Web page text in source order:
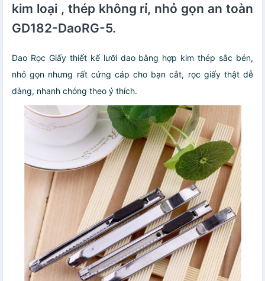
kim loại , thép không rỉ, nhỏ gọn an toàn
GD182-DaoRG-5.
Dao Rọc Giấy thiết kế lưỡi dao bằng hợp kim thép sắc bén,
nhỏ gọn nhưng rất cứng cáp cho bạn cắt, rọc giấy thật dễ
dàng, nhanh chóng theo ý thích.